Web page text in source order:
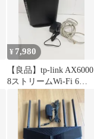
¥ 7,980
【良品】tp-link AX6000
8ストリームWi-Fi 6ル
ーター/Archer AX80